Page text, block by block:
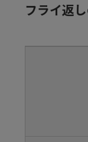
フライ返